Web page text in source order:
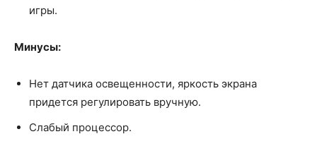
игры.
Минусы:
Нет датчика освещенности, яркость экрана
придется регулировать вручную.
Слабый процессор.